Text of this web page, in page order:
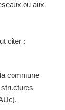
ou aux
citer :
commune